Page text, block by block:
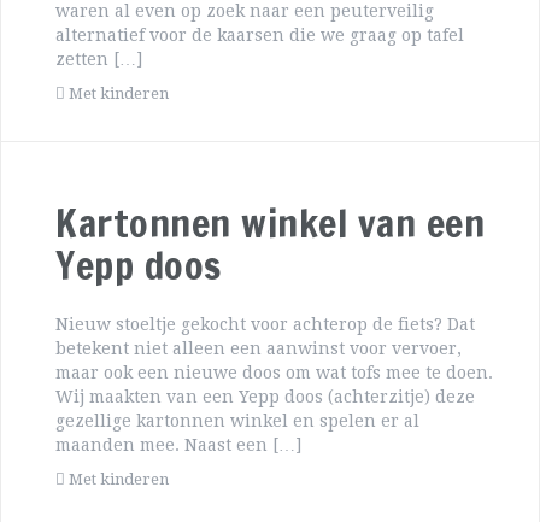
waren al even op zoek naar een peuterveilig
alternatief voor de kaarsen die we graag op tafel
zetten […]
Met kinderen
Kartonnen winkel van een
Yepp doos
Nieuw stoeltje gekocht voor achterop de fiets? Dat
betekent niet alleen een aanwinst voor vervoer,
maar ook een nieuwe doos om wat tofs mee te doen.
Wij maakten van een Yepp doos (achterzitje) deze
gezellige kartonnen winkel en spelen er al
maanden mee. Naast een […]
Met kinderen